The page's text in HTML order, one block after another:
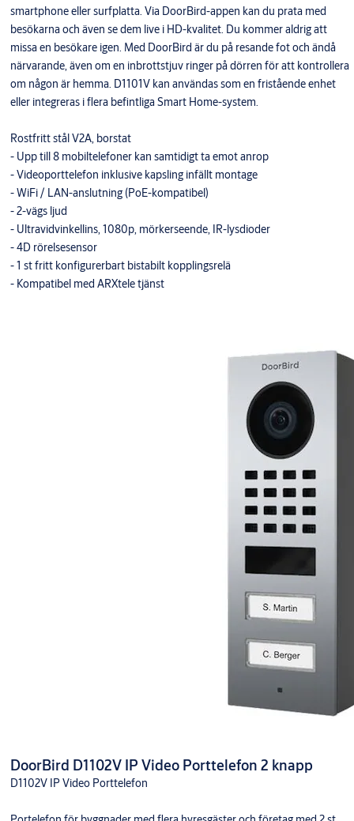
smartphone eller surfplatta. Via DoorBird-appen kan du prata med
besökarna och även se dem live i HD-kvalitet. Du kommer aldrig att
missa en besökare igen. Med DoorBird är du på resande fot och ändå
närvarande, även om en inbrottstjuv ringer på dörren för att kontrollera
om någon är hemma. D1101V kan användas som en fristående enhet
eller integreras i flera befintliga Smart Home-system.
Rostfritt stål V2A, borstat
- Upp till 8 mobiltelefoner kan samtidigt ta emot anrop
- Videoporttelefon inklusive kapsling infällt montage
- WiFi / LAN-anslutning (PoE-kompatibel)
- 2-vägs ljud
- Ultravidvinkellins, 1080p, mörkerseende, IR-lysdioder
- 4D rörelsesensor
- 1 st fritt konfigurerbart bistabilt kopplingsrelä
- Kompatibel med ARXtele tjänst
DoorBird D1102V IP Video Porttelefon 2 knapp
D1102V IP Video Porttelefon